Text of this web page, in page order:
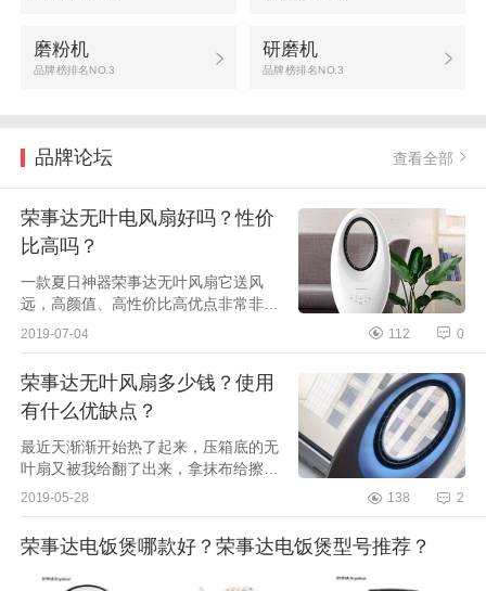
磨粉机
品牌榜排名NO.3
研磨机
品牌榜排名NO.3
品牌论坛 查看全部
荣事达无叶电风扇好吗？性价
比高吗？
一款夏日神器荣事达无叶风扇它送风
远，高颜值、高性价比高优点非常非常
多，而且样子还别致可爱。到现在我已
给你们一个舒适的夏...
2019-07-04 112 0
荣事达无叶风扇多少钱？使用
有什么优缺点？
最近天渐渐开始热了起来，压箱底的无
叶扇又被我给翻了出来，拿抹布给擦了
擦又干干净净的安排到位了~这是去年
推风扇，看到的是...
2019-05-28 138 2
荣事达电饭煲哪款好？荣事达电饭煲型号推荐？